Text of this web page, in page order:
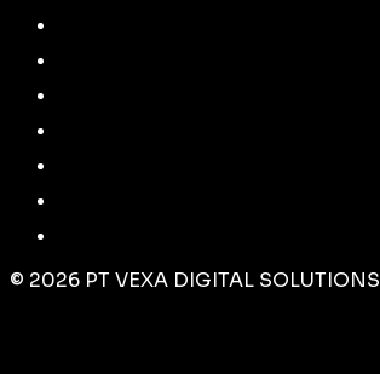
© 2026 PT VEXA DIGITAL SOLUTIONS